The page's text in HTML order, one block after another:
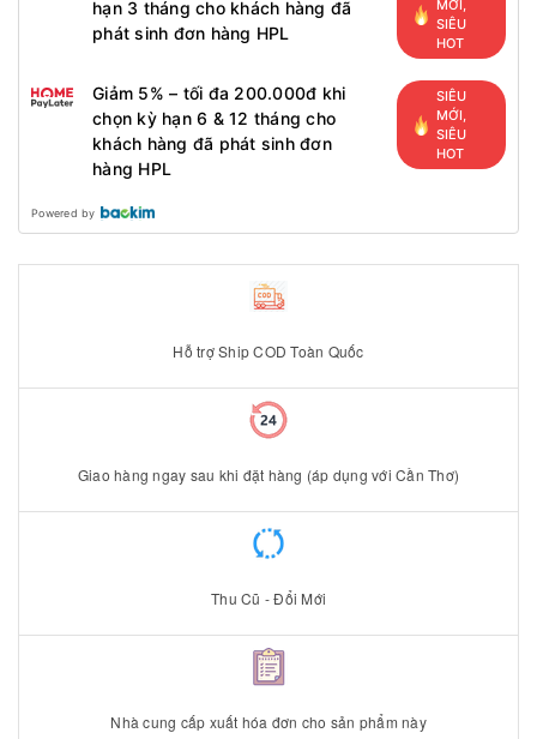
hạn 3 tháng cho khách hàng đã
phát sinh đơn hàng HPL
MỚI,
SIÊU
HOT
Giảm 5% – tối đa 200.000đ khi
chọn kỳ hạn 6 & 12 tháng cho
khách hàng đã phát sinh đơn
hàng HPL
SIÊU
MỚI,
SIÊU
HOT
Powered by
Hỗ trợ Ship COD Toàn Quốc
Giao hàng ngay sau khi đặt hàng (áp dụng với Cần Thơ)
Thu Cũ - Đổi Mới
Nhà cung cấp xuất hóa đơn cho sản phẩm này